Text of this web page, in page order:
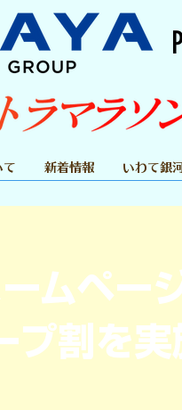
て 新着情報 いわて銀
ムペー
プ割を実